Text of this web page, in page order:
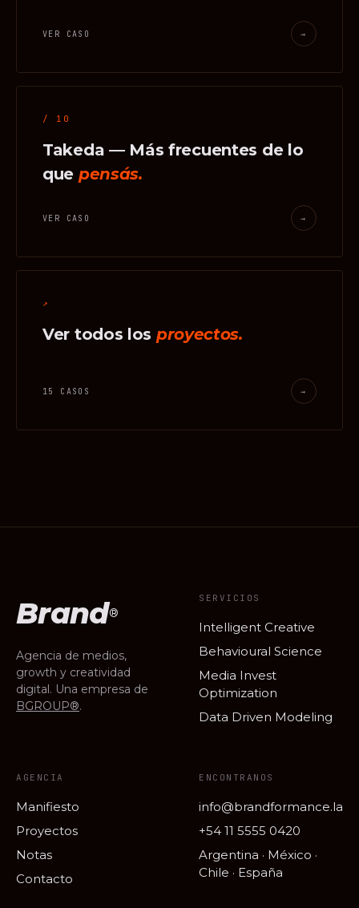
VER CASO →
/ 10
Takeda — Más frecuentes de lo
que pensás.
VER CASO →
↗
Ver todos los proyectos.
15 CASOS →
Brand®
Agencia de medios,
growth y creatividad
digital. Una empresa de
BGROUP®.
SERVICIOS
Intelligent Creative
Behavioural Science
Media Invest
Optimization
Data Driven Modeling
AGENCIA
Manifiesto
Proyectos
Notas
Contacto
ENCONTRANOS
info@brandformance.la
+54 11 5555 0420
Argentina · México ·
Chile · España